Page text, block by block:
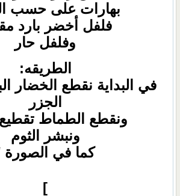
بهارات على حسب
فلفل أخضر بارد
وفلفل حار
الطريقه:
في البداية نقطع الخضار
الجزر
ونقطع الطماط
ونبشر الثوم
كما في الصورة
]